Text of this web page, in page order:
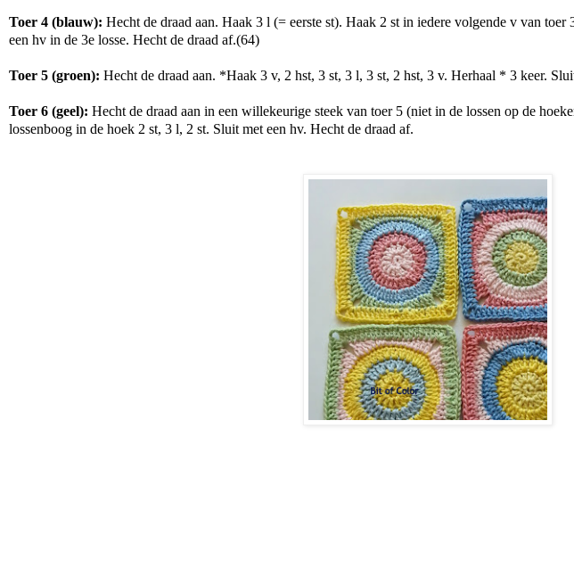
Toer 4 (blauw): Hecht de draad aan. Haak 3 l (= eerste st). Haak 2 st in iedere volgende v van
een hv in de 3e losse. Hecht de draad af.(64)
Toer 5 (groen): Hecht de draad aan. *Haak 3 v, 2 hst, 3 st, 3 l, 3 st, 2 hst, 3 v. Herhaal * 3 keer.
Toer 6 (geel): Hecht de draad aan in een willekeurige steek van toer 5 (niet in de lossen op de
lossenboog in de hoek 2 st, 3 l, 2 st. Sluit met een hv. Hecht de draad af.